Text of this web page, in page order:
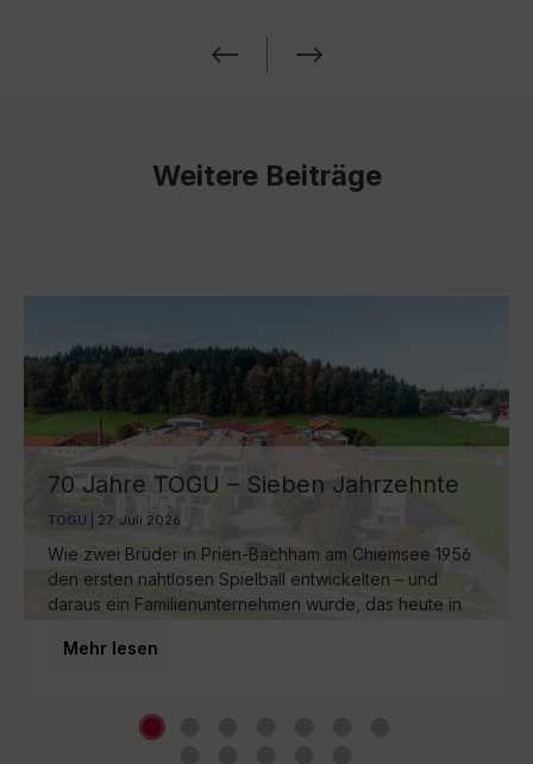
Weitere Beiträge
70 Jahre TOGU – Sieben Jahrzehnte
Ball-Manufaktur am Chiemsee
TOGU | 27. Juli 2026
Wie zwei Brüder in Prien-Bachham am Chiemsee 1956
den ersten nahtlosen Spielball entwickelten – und
daraus ein Familienunternehmen wurde, das heute in
Mehr lesen